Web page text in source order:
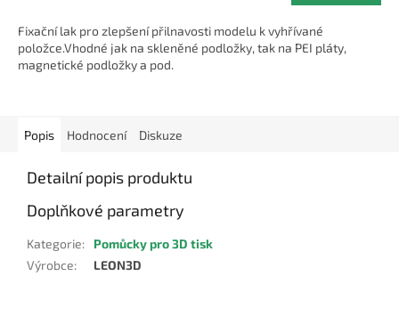
z
hvězdiček.
Fixační lak pro zlepšení přilnavosti modelu k vyhřívané
položce.Vhodné jak na skleněné podložky, tak na PEI pláty,
magnetické podložky a pod.
Popis Hodnocení Diskuze
Detailní popis produktu
Doplňkové parametry
Kategorie:
Pomůcky pro 3D tisk
Výrobce: LEON3D